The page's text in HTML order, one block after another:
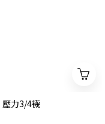
壓力3/4襪